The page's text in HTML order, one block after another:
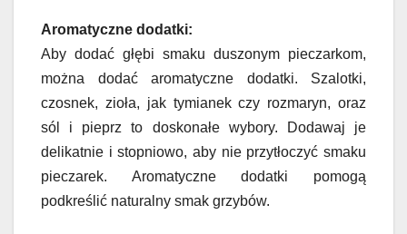
Aromatyczne dodatki:
Aby dodać głębi smaku duszonym pieczarkom,
można dodać aromatyczne dodatki. Szalotki,
czosnek, zioła, jak tymianek czy rozmaryn, oraz
sól i pieprz to doskonałe wybory. Dodawaj je
delikatnie i stopniowo, aby nie przytłoczyć smaku
pieczarek. Aromatyczne dodatki pomogą
podkreślić naturalny smak grzybów.